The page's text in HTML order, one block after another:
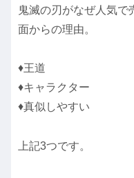
鬼滅の刃がなぜ人気で
面からの理由。
♦王道
♦キャラクター
♦真似しやすい
上記3つです。